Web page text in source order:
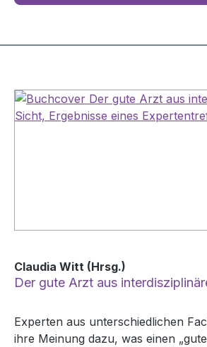
Claudia Witt (Hrsg.)
Der gute Arzt aus
Experten aus unterschiedlichen
ihre Meinung dazu, was einen